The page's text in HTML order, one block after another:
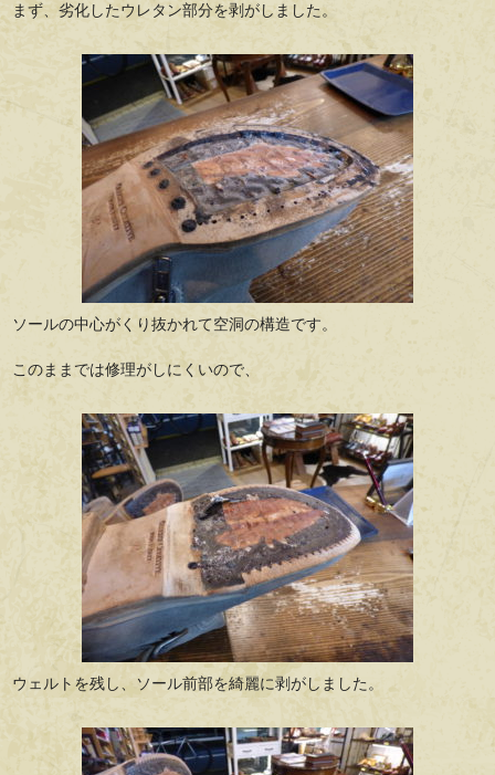
まず、劣化したウレタン部分を剥がしました。
ソールの中心がくり抜かれて空洞の構造です。
このままでは修理がしにくいので、
ウェルトを残し、ソール前部を綺麗に剥がしました。